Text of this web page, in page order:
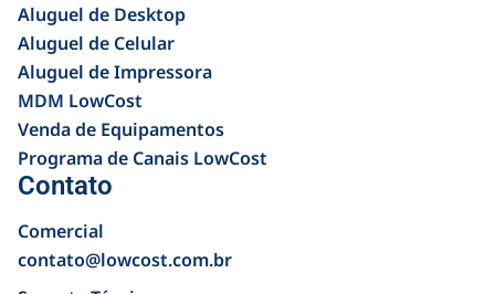
Aluguel de Desktop
Aluguel de Celular
Aluguel de Impressora
MDM LowCost
Venda de Equipamentos
Programa de Canais LowCost
Contato
Comercial
contato@lowcost.com.br